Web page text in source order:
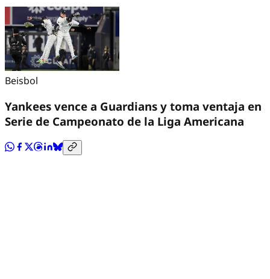
Beisbol
Yankees vence a Guardians y toma ventaja en
Serie de Campeonato de la Liga Americana